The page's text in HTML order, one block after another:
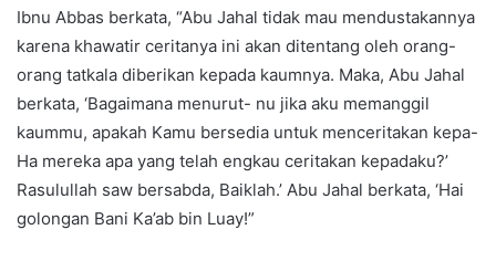
Ibnu Abbas berkata, “Abu Jahal tidak mau mendustakannya
karena khawatir ceritanya ini akan ditentang oleh orang-
orang tatkala diberikan kepada kaumnya. Maka, Abu Jahal
berkata, ‘Bagaimana menurut- nu jika aku memanggil
kaummu, apakah Kamu bersedia untuk menceritakan kepa-
Ha mereka apa yang telah engkau ceritakan kepadaku?’
Rasulullah saw bersabda, Baiklah.’ Abu Jahal berkata, ‘Hai
golongan Bani Ka’ab bin Luay!”